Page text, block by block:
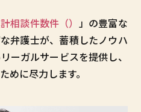
相談件数件（） 」の豊富な
弁護士が、蓄積したノウハ
ーガルサービスを提供し、
めに尽力します。